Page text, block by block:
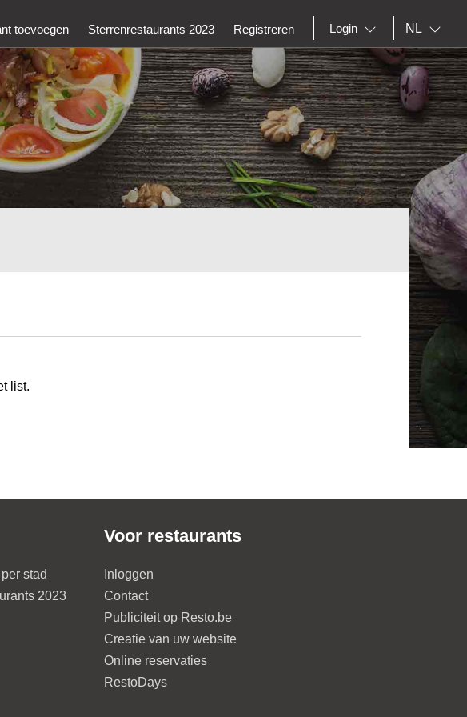
toevoegen Sterrenrestaurants 2023 Registreren Login NL
list.
stad
2023
Voor restaurants
Inloggen
Contact
Publiciteit op Resto.be
Creatie van uw website
Online reservaties
RestoDays